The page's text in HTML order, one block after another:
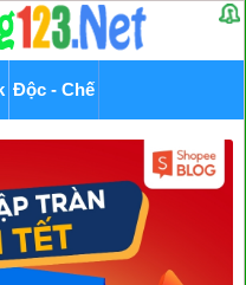
Độc - Chế